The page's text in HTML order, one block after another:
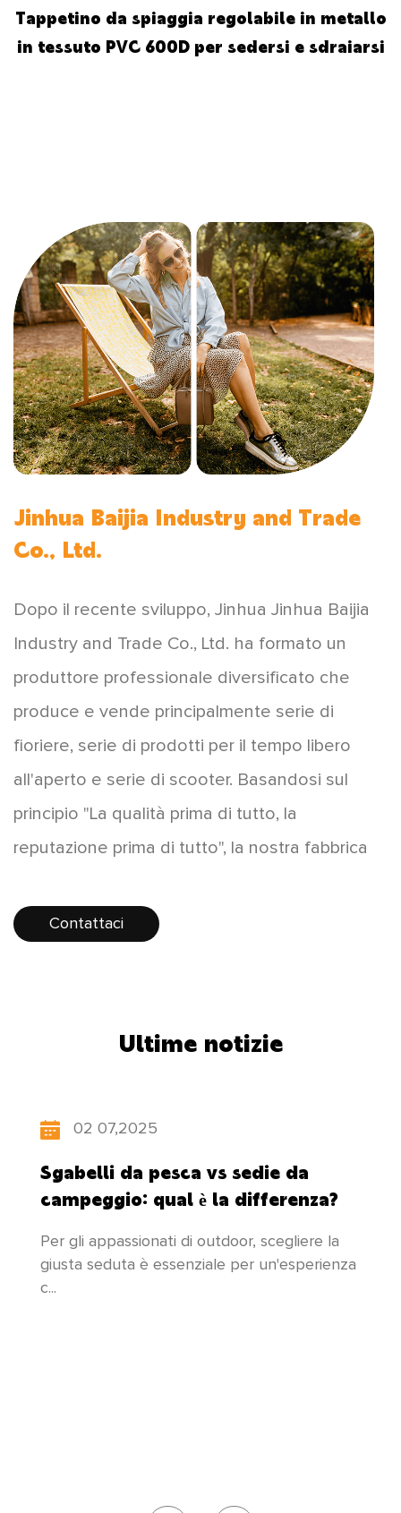
Tappetino da spiaggia regolabile in metallo
in tessuto PVC 600D per sedersi e sdraiarsi
Jinhua Baijia Industry and Trade
Co., Ltd.
Dopo il recente sviluppo, Jinhua Jinhua Baijia
Industry and Trade Co., Ltd. ha formato un
produttore professionale diversificato che
produce e vende principalmente serie di
fioriere, serie di prodotti per il tempo libero
all'aperto e serie di scooter. Basandosi sul
principio "La qualità prima di tutto, la
reputazione prima di tutto", la nostra fabbrica
prezzi accessibili, apprezzati dai consumatori. I
regioni. Mentre sviluppiamo "innovazione
persone", la nostra fabbrica aggiorna
presta attenzione alla coltivazione dei talenti e
nuovi e migliori per soddisfare le esigenze di
tutti!
Contattaci
Ultime notizie
02 07,2025
Sgabelli da pesca vs sedie da
campeggio: qual è la differenza?
Per gli appassionati di outdoor, scegliere la
giusta seduta è essenziale per un'esperienza
c...